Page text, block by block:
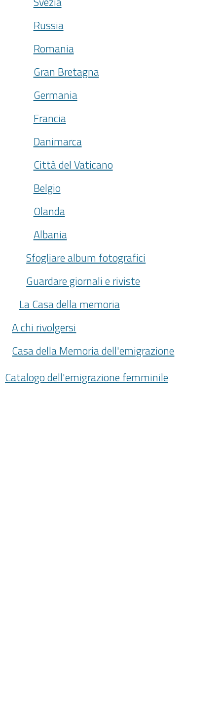
Russia
Romania
Gran Bretagna
Germania
Francia
Danimarca
Città del Vaticano
Belgio
Olanda
Albania
Sfogliare album fotografici
Guardare giornali e riviste
La Casa della memoria
A chi rivolgersi
Casa della Memoria dell'emigrazione
Catalogo dell'emigrazione femminile